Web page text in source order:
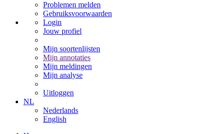
Problemen melden
Gebruiksvoorwaarden
Login
Jouw profiel
Mijn soortenlijsten
Mijn annotaties
Mijn meldingen
Mijn analyse
Uitloggen
NL
Nederlands
English